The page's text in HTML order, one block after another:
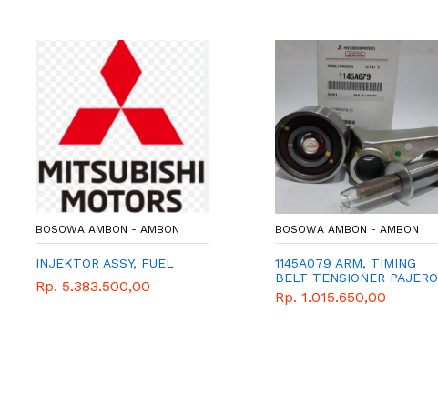
BOSOWA AMBON - AMBON
INJEKTOR ASSY, FUEL
Rp. 5.383.500,00
BOSOWA AMBON - AMBON
1145A079 ARM, TIMING
BELT TENSIONER PAJERO
NEW
Rp. 1.015.650,00